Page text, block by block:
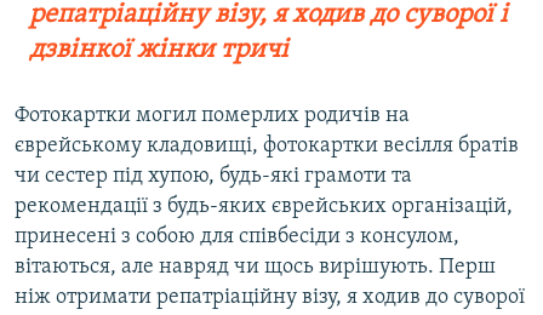
репатріаційну візу, я ходив до суворої і
дзвінкої жінки тричі
Фотокартки могил померлих родичів на
єврейському кладовищі, фотокартки весілля братів
чи сестер під хупою, будь-які грамоти та
рекомендації з будь-яких єврейських організацій,
принесені з собою для співбесіди з консулом,
вітаються, але навряд чи щось вирішують. Перш
ніж отримати репатріаційну візу, я ходив до суворої